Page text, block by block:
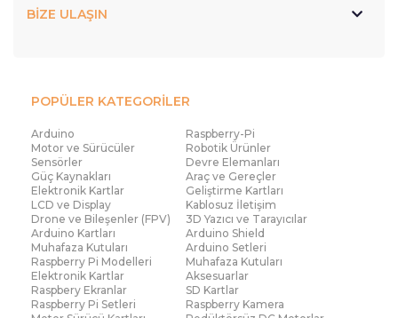
BİZE ULAŞIN
POPÜLER KATEGORİLER
Arduino
Raspberry-Pi
Motor ve Sürücüler
Robotik Ürünler
Sensörler
Devre Elemanları
Güç Kaynakları
Araç ve Gereçler
Elektronik Kartlar
Geliştirme Kartları
LCD ve Display
Kablosuz İletişim
Drone ve Bileşenler (FPV)
3D Yazıcı ve Tarayıcılar
Arduino Kartları
Arduino Shield
Muhafaza Kutuları
Arduino Setleri
Raspberry Pi Modelleri
Muhafaza Kutuları
Elektronik Kartlar
Aksesuarlar
Raspbery Ekranlar
SD Kartlar
Raspberry Pi Setleri
Raspberry Kamera